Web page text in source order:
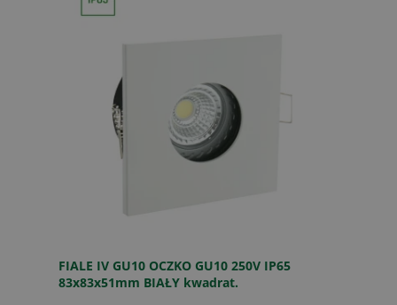
FIALE IV GU10 OCZKO GU10 250V IP65
83x83x51mm BIAŁY kwadrat.